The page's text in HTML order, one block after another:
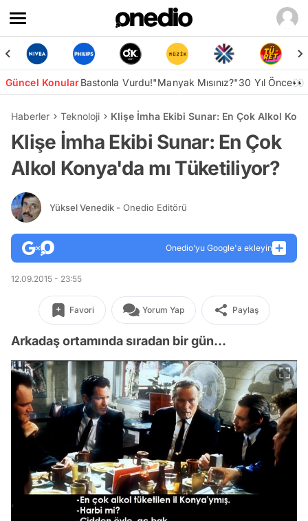
Güncel KonularBastonla Vurdu!"Manyak Mısınız?"30 Yıl Önce👀
Haberler Teknoloji Klişe İmha Ekibi Sunar: En Çok Alkol
Klişe İmha Ekibi Sunar: En Çok
Alkol Konya'da mı Tüketiliyor?
Yüksel Venedik - Onedio Editörü
Onedio’yu Google'a ekleyin
12.09.2015 - 23:55
Favori Yorum Yap Paylaş
Arkadaş ortamında sıradan bir gün...